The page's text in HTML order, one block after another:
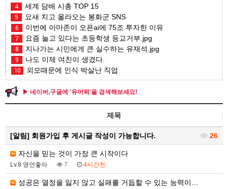
4 세계 담배 시총 TOP 15
5 요새 치고 올라오는 봉화군 SNS
6 이번에 아마존이 오픈ai에 75조 투자한 이유
7 요즘 늘고 있다는 초등학생 등교거부.jpg
8 지나가는 시민에게 큰 실수하는 유재석.jpg
9 나도 이제 여친이 생겼다.
10 외모때문에 인식 박살난 직업
▶ 네이버,구글에 '유머픽'을 검색해보세요!
제목
26
[알림] 회원가입 후 게시글 작성이 가능합니다.
자신을 믿는 것이 가장 큰 시작이다
Lv.8 명언좋아 7 4시간전
성공은 열정을 잃지 않고 실패를 거듭할 수 있는 능력이…